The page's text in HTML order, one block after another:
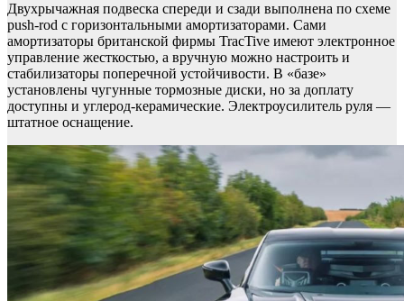
Двухрычажная подвеска спереди и сзади выполнена по схеме
push-rod с горизонтальными амортизаторами. Сами
амортизаторы британской фирмы TracTive имеют электронное
управление жесткостью, а вручную можно настроить и
стабилизаторы поперечной устойчивости. В «базе»
установлены чугунные тормозные диски, но за доплату
доступны и углерод-керамические. Электроусилитель руля —
штатное оснащение.